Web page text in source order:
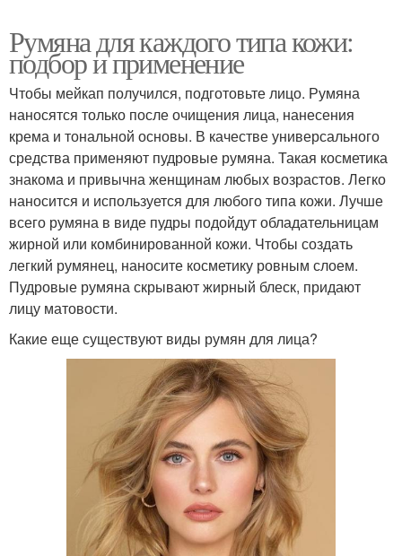
Румяна для каждого типа кожи:
подбор и применение
Чтобы мейкап получился, подготовьте лицо. Румяна
наносятся только после очищения лица, нанесения
крема и тональной основы. В качестве универсального
средства применяют пудровые румяна. Такая косметика
знакома и привычна женщинам любых возрастов. Легко
наносится и используется для любого типа кожи. Лучше
всего румяна в виде пудры подойдут обладательницам
жирной или комбинированной кожи. Чтобы создать
легкий румянец, наносите косметику ровным слоем.
Пудровые румяна скрывают жирный блеск, придают
лицу матовости.
Какие еще существуют виды румян для лица?